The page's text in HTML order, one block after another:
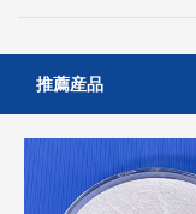
推薦産品